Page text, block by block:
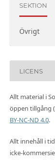
SEKTION
Övrigt
LICENS
Allt material i
öppen tillgång (
BY-NC-ND 4.0.
Allt innehåll i
icke-